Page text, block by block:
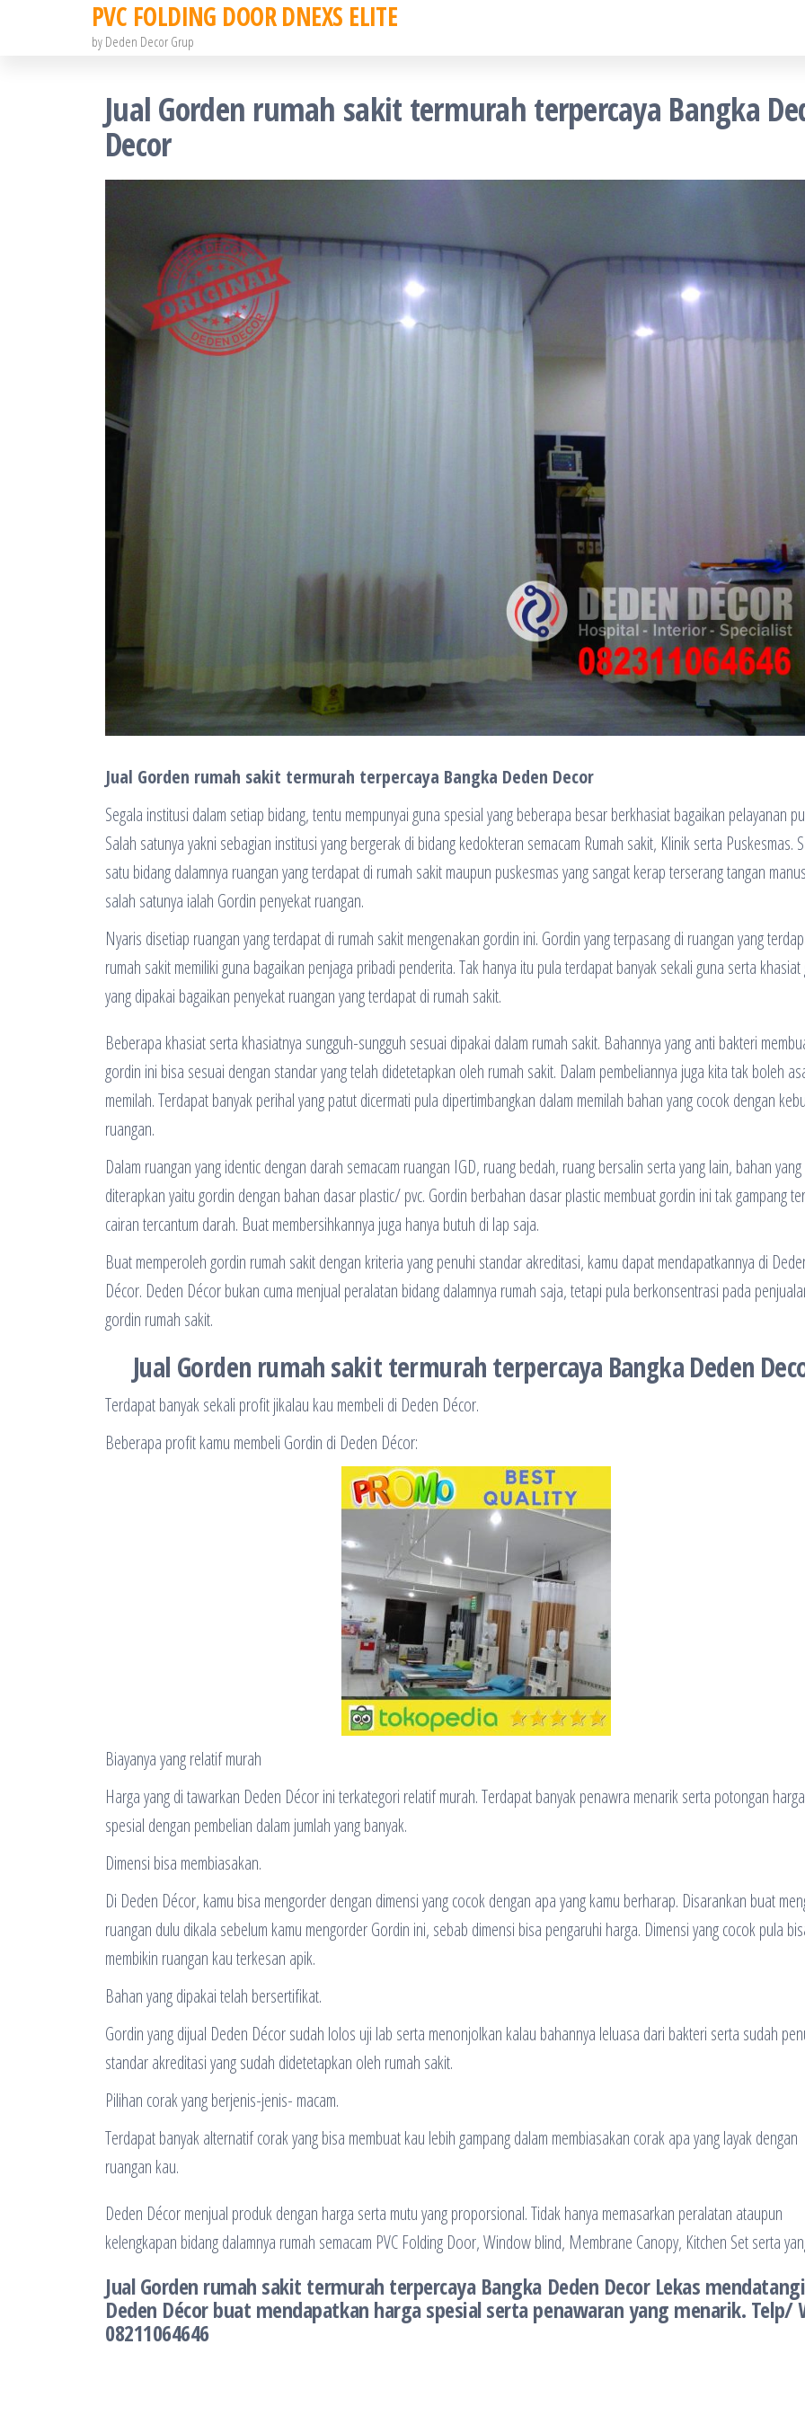
PVC FOLDING DOOR DNEXS ELITE
by Deden Decor Grup
Jual Gorden rumah sakit termurah terpercaya Bangka
Decor
Jual Gorden rumah sakit termurah terpercaya Bangka Deden Decor
Segala institusi dalam setiap bidang, tentu mempunyai guna spesial yang beberapa besar berkhasiat bagaikan pelayanan
Salah satunya yakni sebagian institusi yang bergerak di bidang kedokteran semacam Rumah sakit, Klinik serta Puskesmas.
satu bidang dalamnya ruangan yang terdapat di rumah sakit maupun puskesmas yang sangat kerap terserang tangan
salah satunya ialah Gordin penyekat ruangan.
Nyaris disetiap ruangan yang terdapat di rumah sakit mengenakan gordin ini. Gordin yang terpasang di ruangan yang
rumah sakit memiliki guna bagaikan penjaga pribadi penderita. Tak hanya itu pula terdapat banyak sekali guna serta
yang dipakai bagaikan penyekat ruangan yang terdapat di rumah sakit.
Beberapa khasiat serta khasiatnya sungguh-sungguh sesuai dipakai dalam rumah sakit. Bahannya yang anti bakteri
gordin ini bisa sesuai dengan standar yang telah didetetapkan oleh rumah sakit. Dalam pembeliannya juga kita tak boleh
memilah. Terdapat banyak perihal yang patut dicermati pula dipertimbangkan dalam memilah bahan yang cocok dengan
ruangan.
Dalam ruangan yang identic dengan darah semacam ruangan IGD, ruang bedah, ruang bersalin serta yang lain, bahan
diterapkan yaitu gordin dengan bahan dasar plastic/ pvc. Gordin berbahan dasar plastic membuat gordin ini tak gampang
cairan tercantum darah. Buat membersihkannya juga hanya butuh di lap saja.
Buat memperoleh gordin rumah sakit dengan kriteria yang penuhi standar akreditasi, kamu dapat mendapatkannya di
Décor. Deden Décor bukan cuma menjual peralatan bidang dalamnya rumah saja, tetapi pula berkonsentrasi pada
gordin rumah sakit.
Jual Gorden rumah sakit termurah terpercaya Bangka Deden
Terdapat banyak sekali profit jikalau kau membeli di Deden Décor.
Beberapa profit kamu membeli Gordin di Deden Décor:
Biayanya yang relatif murah
Harga yang di tawarkan Deden Décor ini terkategori relatif murah. Terdapat banyak penawra menarik serta potongan harga
spesial dengan pembelian dalam jumlah yang banyak.
Dimensi bisa membiasakan.
Di Deden Décor, kamu bisa mengorder dengan dimensi yang cocok dengan apa yang kamu berharap. Disarankan buat
ruangan dulu dikala sebelum kamu mengorder Gordin ini, sebab dimensi bisa pengaruhi harga. Dimensi yang cocok pula
membikin ruangan kau terkesan apik.
Bahan yang dipakai telah bersertifikat.
Gordin yang dijual Deden Décor sudah lolos uji lab serta menonjolkan kalau bahannya leluasa dari bakteri serta sudah
standar akreditasi yang sudah didetetapkan oleh rumah sakit.
Pilihan corak yang berjenis-jenis- macam.
Terdapat banyak alternatif corak yang bisa membuat kau lebih gampang dalam membiasakan corak apa yang layak dengan
ruangan kau.
Deden Décor menjual produk dengan harga serta mutu yang proporsional. Tidak hanya memasarkan peralatan ataupun
kelengkapan bidang dalamnya rumah semacam PVC Folding Door, Window blind, Membrane Canopy, Kitchen Set serta
Jual Gorden rumah sakit termurah terpercaya Bangka Deden Decor Lekas mendatangi
Deden Décor buat mendapatkan harga spesial serta penawaran yang menarik. Telp/
08211064646